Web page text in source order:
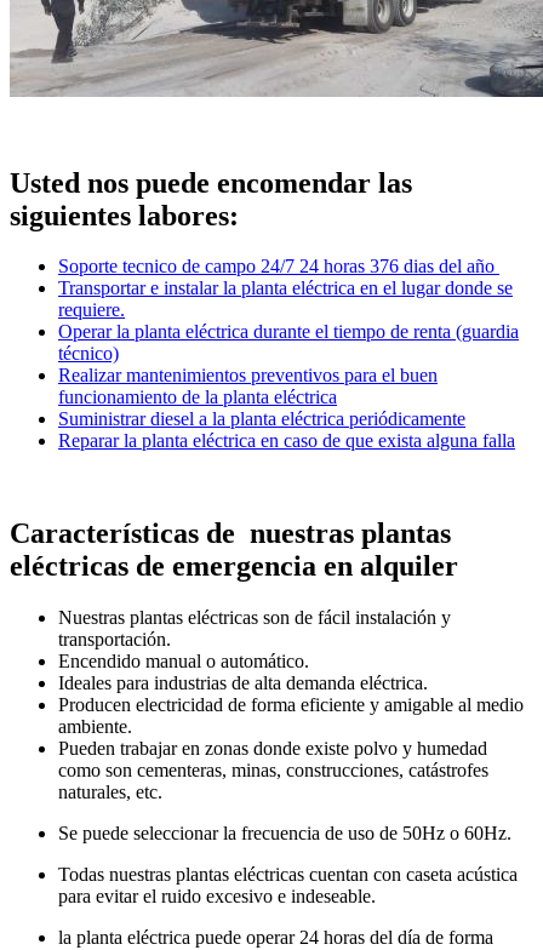
Usted nos puede encomendar las
siguientes labores:
Soporte tecnico de campo 24/7 24 horas 376 dias del año
Transportar e instalar la planta eléctrica en el lugar donde se
requiere.
Operar la planta eléctrica durante el tiempo de renta (guardia
técnico)
Realizar mantenimientos preventivos para el buen
funcionamiento de la planta eléctrica
Suministrar diesel a la planta eléctrica periódicamente
Reparar la planta eléctrica en caso de que exista alguna falla
Características de nuestras plantas
eléctricas de emergencia en alquiler
Nuestras plantas eléctricas son de fácil instalación y
transportación.
Encendido manual o automático.
Ideales para industrias de alta demanda eléctrica.
Producen electricidad de forma eficiente y amigable al medio
ambiente.
Pueden trabajar en zonas donde existe polvo y humedad
como son cementeras, minas, construcciones, catástrofes
naturales, etc.
Se puede seleccionar la frecuencia de uso de 50Hz o 60Hz.
Todas nuestras plantas eléctricas cuentan con caseta acústica
para evitar el ruido excesivo e indeseable.
la planta eléctrica puede operar 24 horas del día de forma